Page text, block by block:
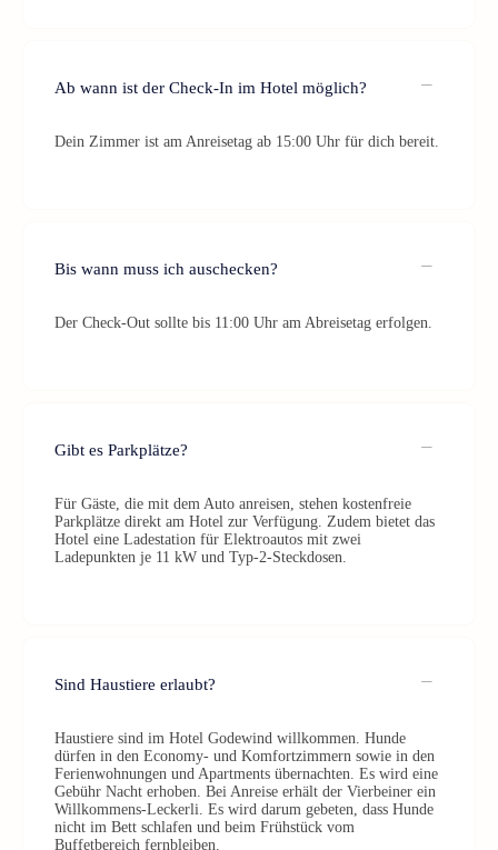
Ab wann ist der Check-In im Hotel möglich?
Dein Zimmer ist am Anreisetag ab 15:00 Uhr für dich bereit.
Bis wann muss ich auschecken?
Der Check-Out sollte bis 11:00 Uhr am Abreisetag erfolgen.
Gibt es Parkplätze?
Für Gäste, die mit dem Auto anreisen, stehen kostenfreie
Parkplätze direkt am Hotel zur Verfügung. Zudem bietet das
Hotel eine Ladestation für Elektroautos mit zwei
Ladepunkten je 11 kW und Typ-2-Steckdosen.
Sind Haustiere erlaubt?
Haustiere sind im Hotel Godewind willkommen. Hunde
dürfen in den Economy- und Komfortzimmern sowie in den
Ferienwohnungen und Apartments übernachten. Es wird eine
Gebühr Nacht erhoben. Bei Anreise erhält der Vierbeiner ein
Willkommens-Leckerli. Es wird darum gebeten, dass Hunde
nicht im Bett schlafen und beim Frühstück vom
Buffetbereich fernbleiben.